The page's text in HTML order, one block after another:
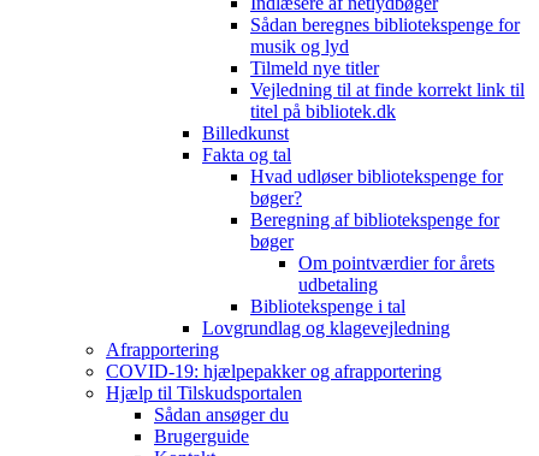
Sådan beregnes bibliotekspenge for
musik og lyd
Tilmeld nye titler
Vejledning til at finde korrekt link til
titel på bibliotek.dk
Billedkunst
Fakta og tal
Hvad udløser bibliotekspenge for
bøger?
Beregning af bibliotekspenge for
bøger
Om pointværdier for årets
udbetaling
Bibliotekspenge i tal
Lovgrundlag og klagevejledning
Afrapportering
COVID-19: hjælpepakker og afrapportering
Hjælp til Tilskudsportalen
Sådan ansøger du
Brugerguide